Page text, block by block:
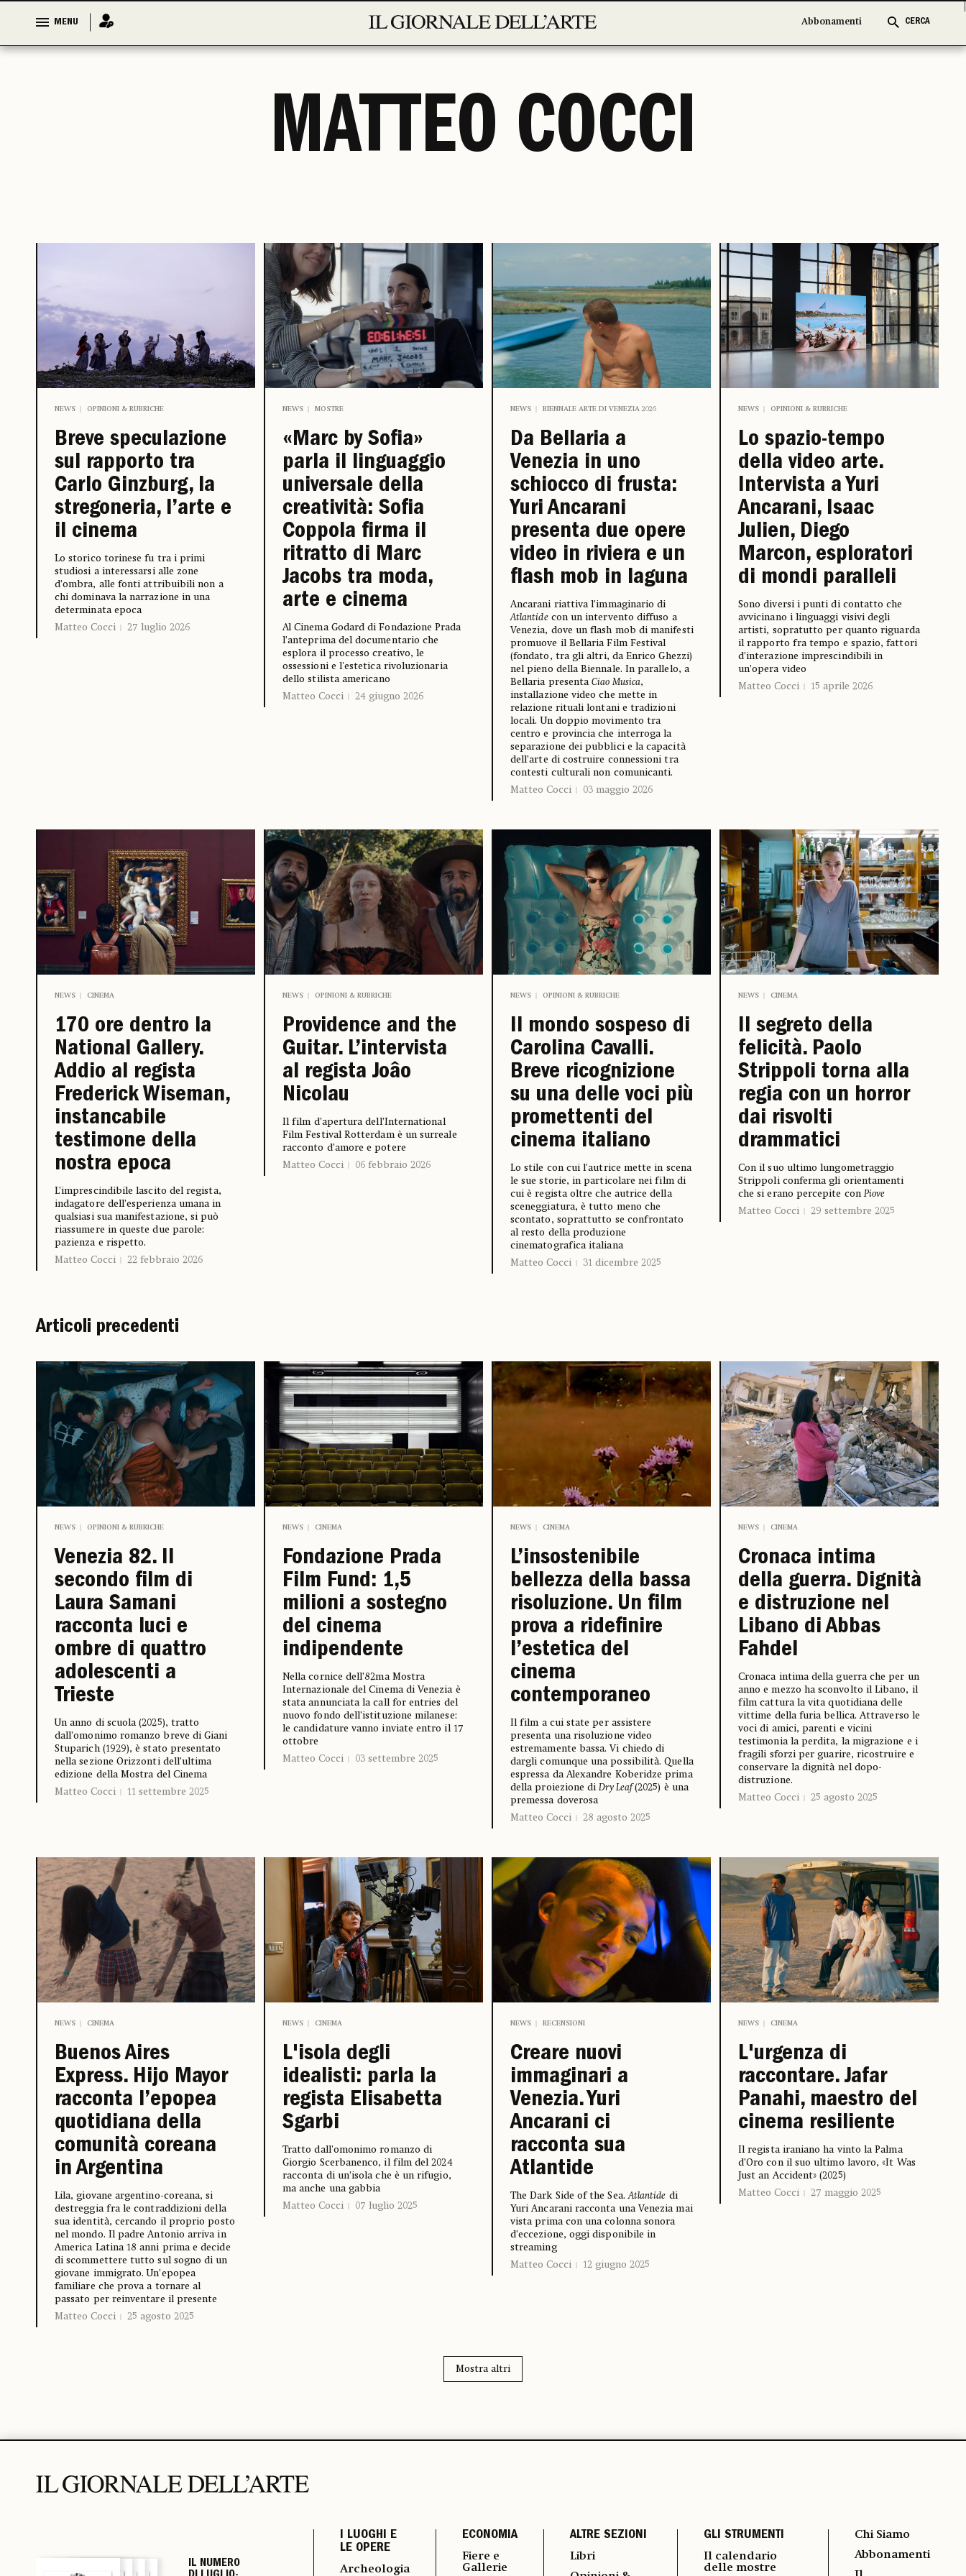
MENU Abbonamenti CERCA
MENU Abbonamenti CERCA
MATTEO COCCI
NEWS OPINIONI & RUBRICHE
Breve speculazione
sul rapporto tra
Carlo Ginzburg, la
stregoneria, l’arte e
il cinema
Lo storico torinese fu tra i primi
studiosi a interessarsi alle zone
d’ombra, alle fonti attribuibili non a
chi dominava la narrazione in una
determinata epoca
Matteo Cocci
27 luglio 2026
NEWS MOSTRE
«Marc by Sofia»
parla il linguaggio
universale della
creatività: Sofia
Coppola firma il
ritratto di Marc
Jacobs tra moda,
arte e cinema
Al Cinema Godard di Fondazione Prada
l’anteprima del documentario che
esplora il processo creativo, le
ossessioni e l'estetica rivoluzionaria
dello stilista americano
Matteo Cocci
24 giugno 2026
NEWS BIENNALE ARTE DI VENEZIA 2026
Da Bellaria a
Venezia in uno
schiocco di frusta:
Yuri Ancarani
presenta due opere
video in riviera e un
flash mob in laguna
Ancarani riattiva l’immaginario di
Atlantidecon un intervento diffuso a
Venezia, dove un flash mob di manifesti
promuove il Bellaria Film Festival
(fondato, tra gli altri, da Enrico Ghezzi)
nel pieno della Biennale. In parallelo, a
Bellaria presentaCiao Musica,
installazione video che mette in
relazione rituali lontani e tradizioni
locali. Un doppio movimento tra
centro e provincia che interroga la
separazione dei pubblici e la capacità
dell’arte di costruire connessioni tra
contesti culturali non comunicanti.
Matteo Cocci
03 maggio 2026
NEWS OPINIONI & RUBRICHE
Lo spazio-tempo
della video arte.
Intervista a Yuri
Ancarani, Isaac
Julien, Diego
Marcon, esploratori
di mondi paralleli
Sono diversi i punti di contatto che
avvicinano i linguaggi visivi degli
artisti, sopratutto per quanto riguarda
il rapporto fra tempo e spazio, fattori
d’interazione imprescindibili in
un’opera video
Matteo Cocci
15 aprile 2026
NEWS CINEMA
170 ore dentro la
National Gallery.
Addio al regista
Frederick Wiseman,
instancabile
testimone della
nostra epoca
L’imprescindibile lascito del regista,
indagatore dell’esperienza umana in
qualsiasi sua manifestazione, si può
riassumere in queste due parole:
pazienza e rispetto.
Matteo Cocci
22 febbraio 2026
NEWS OPINIONI & RUBRICHE
Providence and the
Guitar. L’intervista
al regista Joâo
Nicolau
Il film d’apertura dell’International
Film Festival Rotterdam è un surreale
racconto d’amore e potere
Matteo Cocci
06 febbraio 2026
NEWS OPINIONI & RUBRICHE
Il mondo sospeso di
Carolina Cavalli.
Breve ricognizione
su una delle voci più
promettenti del
cinema italiano
Lo stile con cui l'autrice mette in scena
le sue storie, in particolare nei film di
cui è regista oltre che autrice della
sceneggiatura, è tutto meno che
scontato, soprattutto se confrontato
al resto della produzione
cinematografica italiana
Matteo Cocci
31 dicembre 2025
NEWS CINEMA
Il segreto della
felicità. Paolo
Strippoli torna alla
regia con un horror
dai risvolti
drammatici
Con il suo ultimo lungometraggio
Strippoli conferma gli orientamenti
che si erano percepite conPiove
Matteo Cocci
29 settembre 2025
Articoli precedenti
NEWS OPINIONI & RUBRICHE
Venezia 82. Il
secondo film di
Laura Samani
racconta luci e
ombre di quattro
adolescenti a
Trieste
Un anno di scuola (2025), tratto
dall’omonimo romanzo breve di Giani
Stuparich (1929), è stato presentato
nella sezione Orizzonti dell’ultima
edizione della Mostra del Cinema
Matteo Cocci
11 settembre 2025
NEWS CINEMA
Fondazione Prada
Film Fund: 1,5
milioni a sostegno
del cinema
indipendente
Nella cornice dell’82ma Mostra
Internazionale del Cinema di Venezia è
stata annunciata la call for entries del
nuovo fondo dell’istituzione milanese:
le candidature vanno inviate entro il 17
ottobre
Matteo Cocci
03 settembre 2025
NEWS CINEMA
L’insostenibile
bellezza della bassa
risoluzione. Un film
prova a ridefinire
l’estetica del
cinema
contemporaneo
Il film a cui state per assistere
presenta una risoluzione video
estremamente bassa. Vi chiedo di
dargli comunque una possibilità. Quella
espressa da Alexandre Koberidze prima
della proiezione diDry Leaf(2025) è una
premessa doverosa
Matteo Cocci
28 agosto 2025
NEWS CINEMA
Cronaca intima
della guerra. Dignità
e distruzione nel
Libano di Abbas
Fahdel
Cronaca intima della guerra che per un
anno e mezzo ha sconvolto il Libano, il
film cattura la vita quotidiana delle
vittime della furia bellica. Attraverso le
voci di amici, parenti e vicini
testimonia la perdita, la migrazione e i
fragili sforzi per guarire, ricostruire e
conservare la dignità nel dopo-
distruzione.
Matteo Cocci
25 agosto 2025
NEWS CINEMA
Buenos Aires
Express. Hijo Mayor
racconta l’epopea
quotidiana della
comunità coreana
in Argentina
Lila, giovane argentino-coreana, si
destreggia fra le contraddizioni della
sua identità, cercando il proprio posto
nel mondo. Il padre Antonio arriva in
America Latina 18 anni prima e decide
di scommettere tutto sul sogno di un
giovane immigrato. Un’epopea
familiare che prova a tornare al
passato per reinventare il presente
Matteo Cocci
25 agosto 2025
NEWS CINEMA
L'isola degli
idealisti: parla la
regista Elisabetta
Sgarbi
Tratto dall'omonimo romanzo di
Giorgio Scerbanenco, il film del 2024
racconta di un’isola che è un rifugio,
ma anche una gabbia
Matteo Cocci
07 luglio 2025
NEWS RECENSIONI
Creare nuovi
immaginari a
Venezia. Yuri
Ancarani ci
racconta sua
Atlantide
The Dark Side of the Sea.Atlantide di
Yuri Ancarani racconta una Venezia mai
vista prima con una colonna sonora
d’eccezione, oggi disponibile in
streaming
Matteo Cocci
12 giugno 2025
NEWS CINEMA
L'urgenza di
raccontare. Jafar
Panahi, maestro del
cinema resiliente
Il regista iraniano ha vinto la Palma
d’Oro con il suo ultimo lavoro, «It Was
Just an Accident» (2025)
Matteo Cocci
27 maggio 2025
Mostra altri
IL NUMERO
IL NUMERO
IL NUMERO
IL NUMERO
I LUOGHI E
LE OPERE
Archeologia
ECONOMIA
Fiere e
Gallerie
ALTRE SEZIONI
Libri
GLI STRUMENTI
Il calendario
delle mostre
Chi Siamo
Abbonamenti